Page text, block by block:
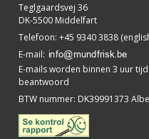
Teglgaardsvej 36
DK-5500 Middelfart
Telefoon: +45 9340 3838
E-mail:
E-mails worden binnen 3 uur
beantwoord
BTW nummer: DK39991373